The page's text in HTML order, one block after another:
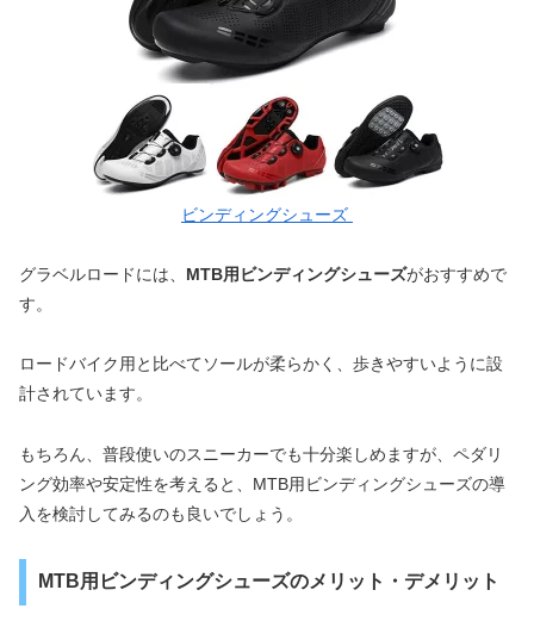
ビンディングシューズ
グラベルロードには、 MTB用ビンディングシューズがおすすめで
す。
ロードバイク用と比べてソールが柔らかく、歩きやすいように設
計されています。
もちろん、普段使いのスニーカーでも十分楽しめますが、ペダリ
ング効率や安定性を考えると、MTB用ビンディングシューズの導
入を検討してみるのも良いでしょう。
MTB用ビンディングシューズのメリット・デメリット